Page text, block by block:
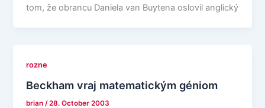
tom, že obrancu Daniela van Buytena oslovil anglický
rozne
Beckham vraj matematickým géniom
brian /28. October 2003